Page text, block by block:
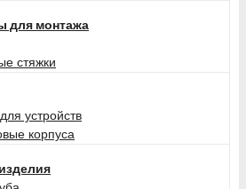
для монтажа
стяжки
устройств
корпуса